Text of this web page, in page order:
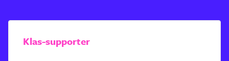
Klas-supporter